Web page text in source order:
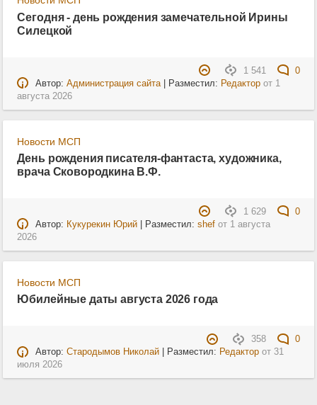
Сегодня - день рождения замечательной Ирины
Силецкой
1 541
0
Автор: Администрация сайта| Разместил: Редакторот 1
августа 2026
Новости МСП
День рождения писателя-фантаста, художника,
врача Сковородкина В.Ф.
1 629
0
Автор: Кукурекин Юрий| Разместил: shefот 1 августа
2026
Новости МСП
Юбилейные даты августа 2026 года
358
0
Автор: Стародымов Николай| Разместил: Редакторот 31
июля 2026